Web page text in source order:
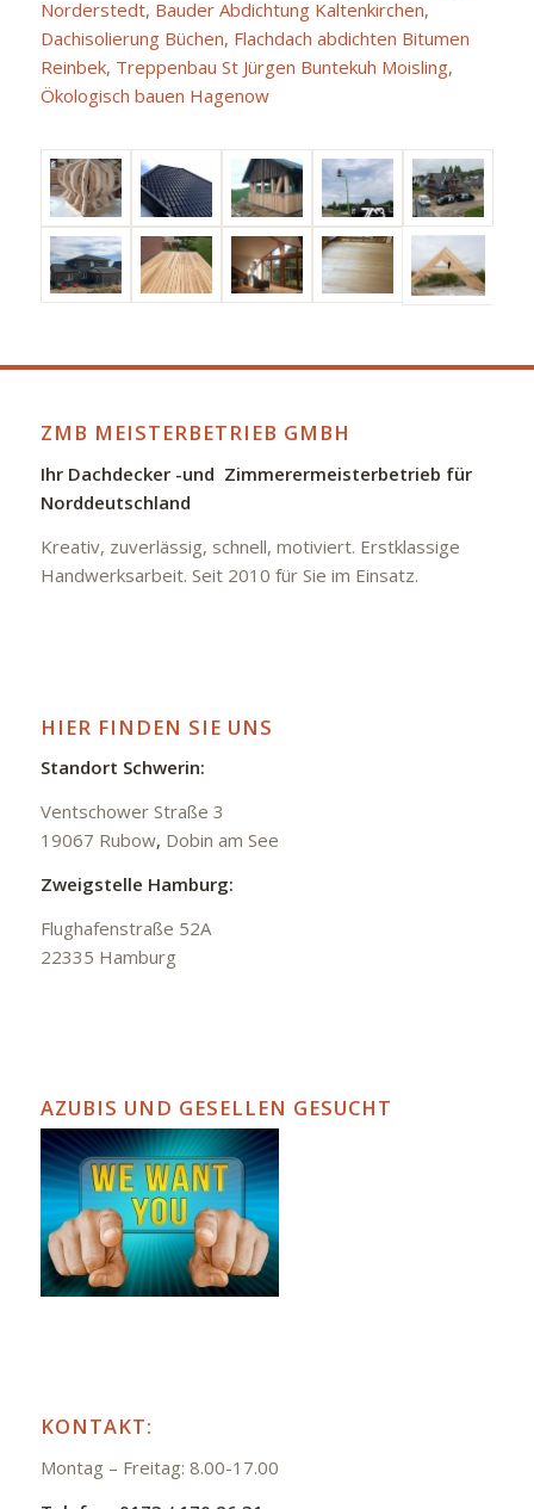
Norderstedt, Bauder Abdichtung Kaltenkirchen,
Dachisolierung Büchen, Flachdach abdichten Bitumen
Reinbek, Treppenbau St Jürgen Buntekuh Moisling,
Ökologisch bauen Hagenow
ZMB MEISTERBETRIEB GMBH
Ihr Dachdecker -und Zimmerermeisterbetrieb für
Norddeutschland
Kreativ, zuverlässig, schnell, motiviert. Erstklassige
Handwerksarbeit. Seit 2010 für Sie im Einsatz.
HIER FINDEN SIE UNS
Standort Schwerin:
Ventschower Straße 3
19067 Rubow, Dobin am See
Zweigstelle Hamburg:
Flughafenstraße 52A
22335 Hamburg
AZUBIS UND GESELLEN GESUCHT
KONTAKT:
Montag – Freitag: 8.00-17.00